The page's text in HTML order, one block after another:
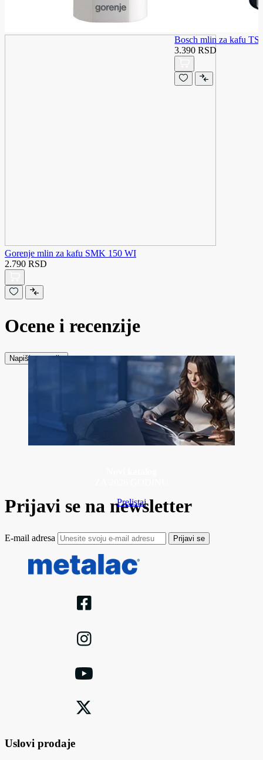
Gorenje mlin za kafu SMK 150 WI
2.790 RSD
Bosch mlin za kafu
3.390 RSD
Ocene i recenzije
Napiši recenziju
Prelistaj
Prijavi se na newsletter
E-mail adresa Prijavi se
Uslovi prodaje